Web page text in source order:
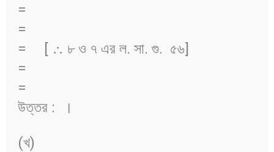
=
=
=
[ ∴ ৮ ও ৭ এর ল. সা. গু. ৫৬]
=
=
উত্তর :
।
(খ)